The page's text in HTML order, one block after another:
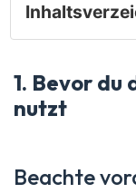
1. Bevor du
nutzt
Beachte